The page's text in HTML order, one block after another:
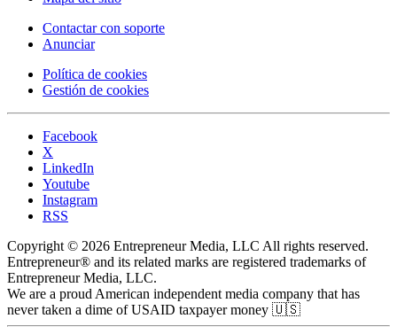
Contactar con soporte
Anunciar
Política de cookies
Gestión de cookies
Facebook
X
LinkedIn
Youtube
Instagram
RSS
Copyright © 2026 Entrepreneur Media, LLC All rights reserved.
Entrepreneur® and its related marks are registered trademarks of
Entrepreneur Media, LLC.
We are a proud American independent media company that has
never taken a dime of USAID taxpayer money 🇺🇸